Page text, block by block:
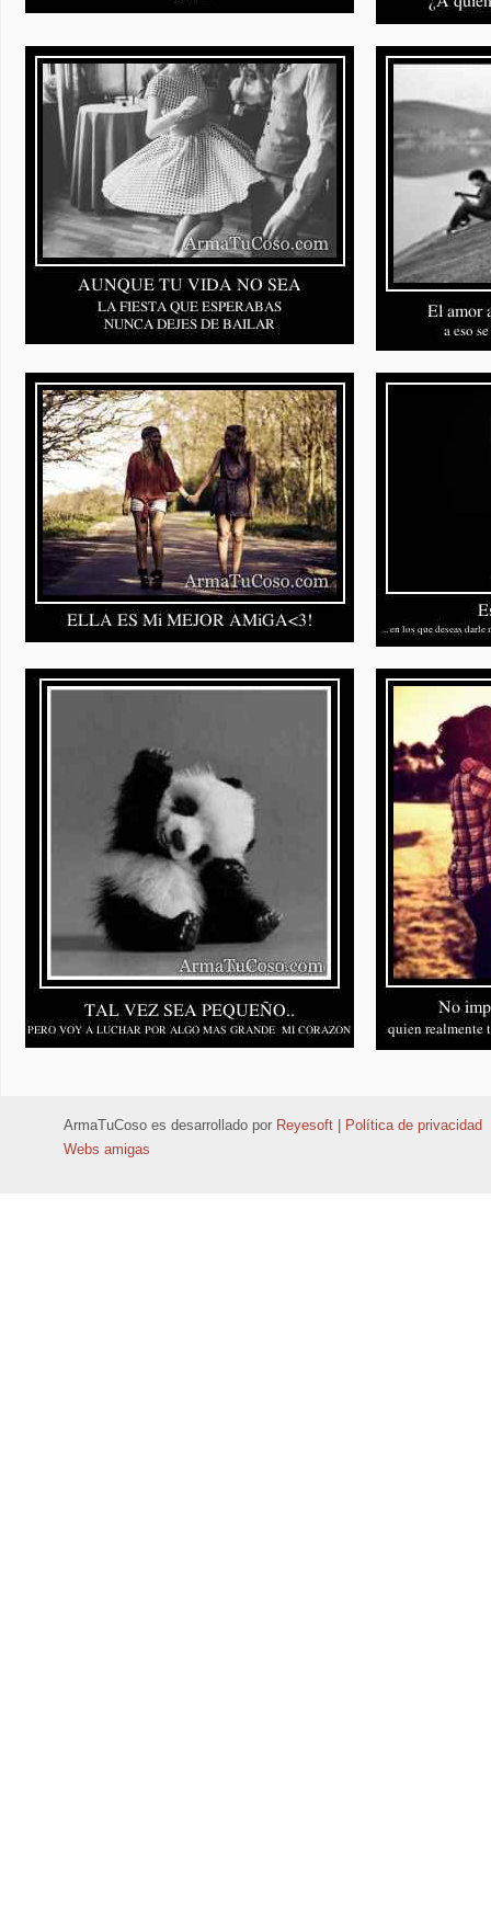
ArmaTuCoso es desarrollado por Reyesoft
Política de privacidad
Webs amigas